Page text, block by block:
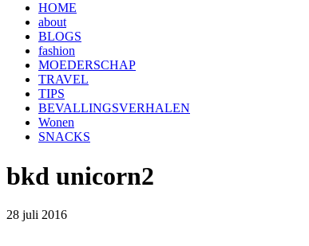
HOME
about
BLOGS
fashion
MOEDERSCHAP
TRAVEL
TIPS
BEVALLINGSVERHALEN
Wonen
SNACKS
bkd unicorn2
28 juli 2016